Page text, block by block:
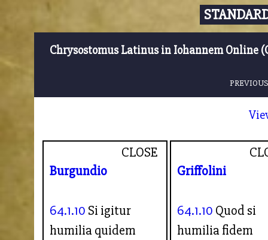
Chrysostomus Latinus in Iohannem Online
CLOSE
Burgundio
64.1.10 Si igitur
humilia quidem
Griffolini
64.1.10 Quod si
humilia fidem